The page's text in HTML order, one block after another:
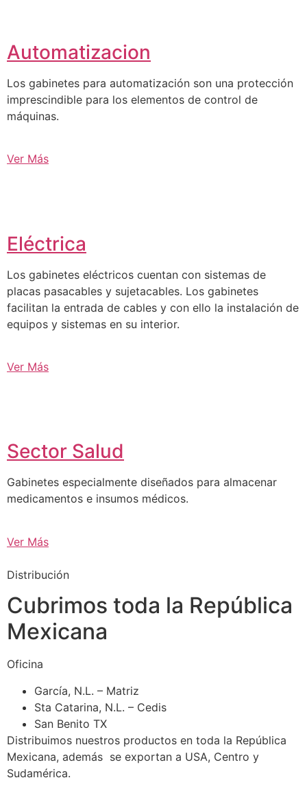
Automatizacion
Los gabinetes para automatización son una protección
imprescindible para los elementos de control de
máquinas.
Ver Más
Eléctrica
Los gabinetes eléctricos cuentan con sistemas de
placas pasacables y sujetacables. Los gabinetes
facilitan la entrada de cables y con ello la instalación de
equipos y sistemas en su interior.
Ver Más
Sector Salud
Gabinetes especialmente diseñados para almacenar
medicamentos e insumos médicos.
Ver Más
Distribución
Cubrimos toda la República
Mexicana
Oficina
García, N.L. – Matriz
Sta Catarina, N.L. – Cedis
San Benito TX
Distribuimos nuestros productos en toda la República
Mexicana, además se exportan a USA, Centro y
Sudamérica.